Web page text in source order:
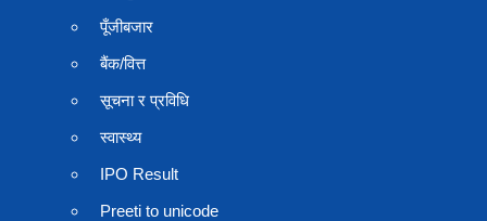
पूँजीबजार
बैंक/वित्त
सूचना र प्रविधि
स्वास्थ्य
IPO Result
Preeti to unicode